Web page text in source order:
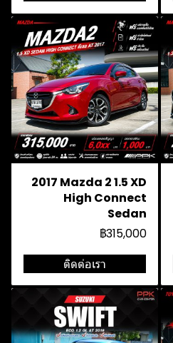
2017 Mazda 2 1.5 XD
High Connect
Sedan
฿315,000
ติดต่อเรา